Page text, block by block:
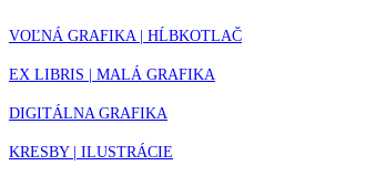
VOĽNÁ GRAFIKA | HĹBKOTLAČ
EX LIBRIS | MALÁ GRAFIKA
DIGITÁLNA GRAFIKA
KRESBY | ILUSTRÁCIE